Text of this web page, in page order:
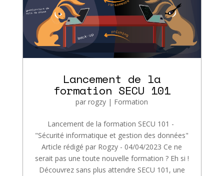
Lancement de la
formation SECU 101
parrogzy | Formation
Lancement de la formation SECU 101 -
"Sécurité informatique et gestion des données"
Article rédigé par Rogzy - 04/04/2023 Ce ne
serait pas une toute nouvelle formation ? Eh si !
Découvrez sans plus attendre SECU 101, une